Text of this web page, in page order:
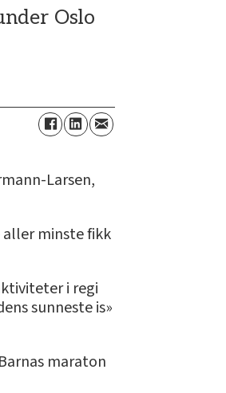
Oslo
Larsen,
minste fikk
i regi
sunneste is»
maraton